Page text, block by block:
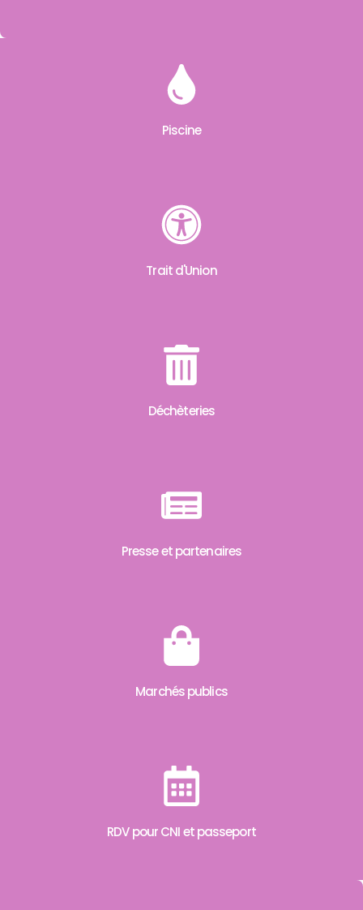
Piscine
Trait d'Union
Déchèteries
Presse et partenaires
Marchés publics
RDV pour CNI et passeport